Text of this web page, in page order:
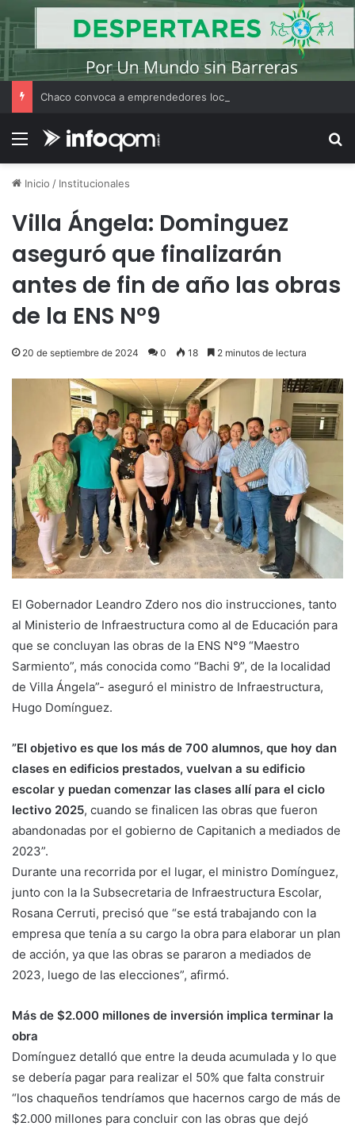
Menú
Inicio / Institucionales
Villa Ángela: Dominguez
aseguró que finalizarán
antes de fin de año las obras
de la ENS N°9
20 de septiembre de 2024 0 18 2 minutos de lectura
El Gobernador Leandro Zdero nos dio instrucciones, tanto
al Ministerio de Infraestructura como al de Educación para
que se concluyan las obras de la ENS N°9 “Maestro
Sarmiento”, más conocida como “Bachi 9”, de la localidad
de Villa Ángela”- aseguró el ministro de Infraestructura,
Hugo Domínguez.
”El objetivo es que los más de 700 alumnos, que hoy dan
clases en edificios prestados, vuelvan a su edificio
escolar y puedan comenzar las clases allí para el ciclo
lectivo 2025, cuando se finalicen las obras que fueron
abandonadas por el gobierno de Capitanich a mediados de
2023”.
Durante una recorrida por el lugar, el ministro Domínguez,
junto con la la Subsecretaria de Infraestructura Escolar,
Rosana Cerruti, precisó que “se está trabajando con la
empresa que tenía a su cargo la obra para elaborar un plan
de acción, ya que las obras se pararon a mediados de
2023, luego de las elecciones”, afirmó.
Más de $2.000 millones de inversión implica terminar la
obra
Domínguez detalló que entre la deuda acumulada y lo que
se debería pagar para realizar el 50% que falta construir
“los chaqueños tendríamos que hacernos cargo de más de
$2.000 millones para concluir con las obras que dejó